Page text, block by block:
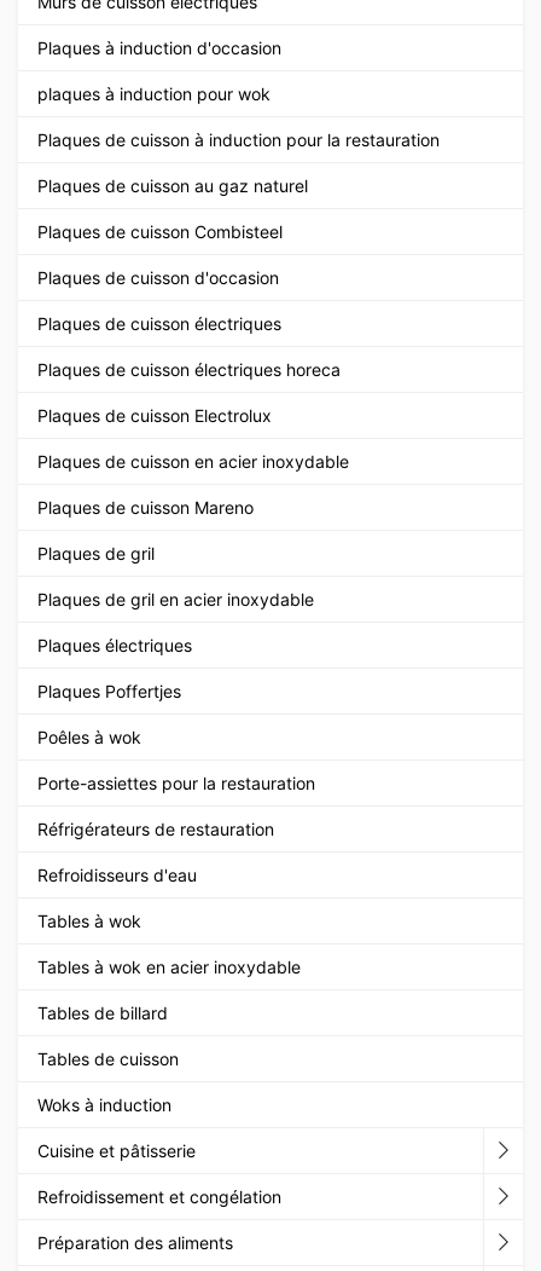
Plaques à induction d'occasion
plaques à induction pour wok
Plaques de cuisson à induction pour la restauration
Plaques de cuisson au gaz naturel
Plaques de cuisson Combisteel
Plaques de cuisson d'occasion
Plaques de cuisson électriques
Plaques de cuisson électriques horeca
Plaques de cuisson Electrolux
Plaques de cuisson en acier inoxydable
Plaques de cuisson Mareno
Plaques de gril
Plaques de gril en acier inoxydable
Plaques électriques
Plaques Poffertjes
Poêles à wok
Porte-assiettes pour la restauration
Réfrigérateurs de restauration
Refroidisseurs d'eau
Tables à wok
Tables à wok en acier inoxydable
Tables de billard
Tables de cuisson
Woks à induction
Cuisine et pâtisserie
Refroidissement et congélation
Préparation des aliments